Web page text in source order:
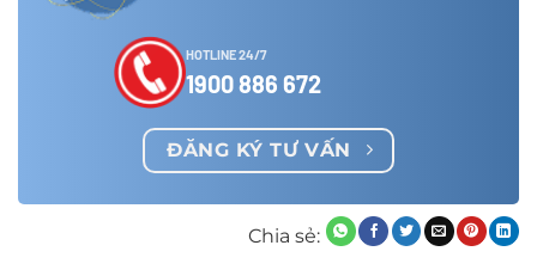
HOTLINE 24/7
1900 886 672
ĐĂNG KÝ TƯ VẤN
Chia sẻ: